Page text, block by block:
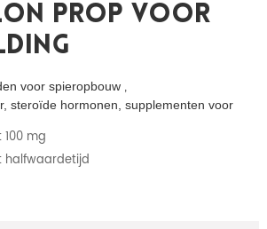
Prop Voor
voor spieropbouw ,
steroïde hormonen, supplementen voor
mg
halfwaardetijd